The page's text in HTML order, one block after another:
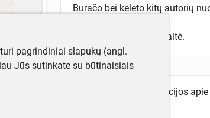
Buračo bei keleto kitų autorių
Aprašė Žydrė Petrauskaitė.
Turite daugiau informacijos
pagrindiniai slapukų (angl.
Jūs sutinkate su būtinaisiais